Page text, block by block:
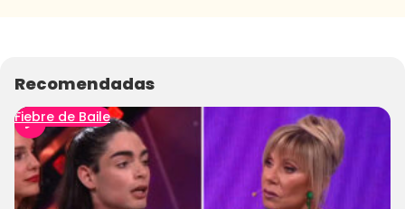
Recomendadas
Fiebre de Baile